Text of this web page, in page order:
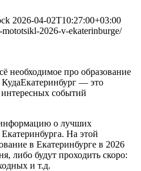
2026-04-02T10:27:00+03:00
2026-v-ekaterinburge/
необходимое про образование
КудаЕкатеринбург — это
событий
информацию о лучших
На этой
в Екатеринбурге в 2026
либо будут проходить скоро:
и т.д.